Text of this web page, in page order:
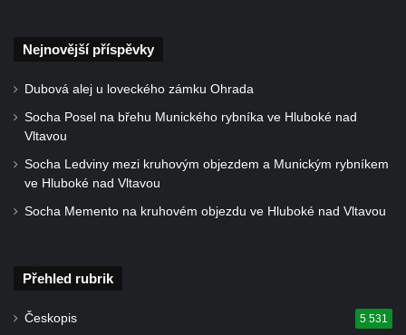
Nejnovější příspěvky
Dubová alej u loveckého zámku Ohrada
Socha Posel na břehu Munického rybníka ve Hluboké nad
Vltavou
Socha Ledviny mezi kruhovým objezdem a Munickým rybníkem
ve Hluboké nad Vltavou
Socha Memento na kruhovém objezdu ve Hluboké nad Vltavou
Přehled rubrik
Českopis 5 531